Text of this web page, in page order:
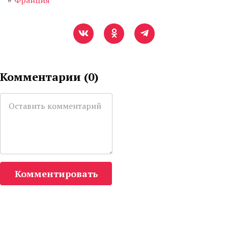
Комментарии (0)
Комментировать